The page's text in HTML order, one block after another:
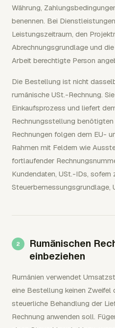
Währung,
benennen. Bei
Leistungszeitraum, den
Abrechnungsgrundlage und
Arbeit berechtigte Person
Die Bestellung ist nicht
rumänische USt.-Rechnung.
Einkaufsprozess und liefert
Rechnungsstellung
Rechnungen folgen dem EU-
Rahmen mit Feldern wie
fortlaufender
Kundendaten, USt.-IDs, sofern
Steuerbemessungsgrundlage,
Rumänischen
einbeziehen
Rumänien verwendet
eine Bestellung keinen Zweifel
steuerliche Behandlung der
Rechnung anwenden soll.